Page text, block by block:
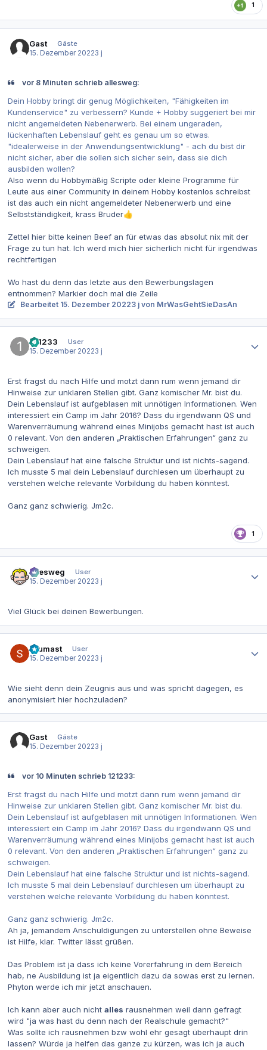
1
Gast
Gäste
15. Dezember 20223 j
vor 8 Minuten schrieb allesweg:
Dein Hobby bringt dir genug Möglichkeiten, "Fähigkeiten im
Kundenservice" zu verbessern? Kunde + Hobby suggeriert bei mir
nicht angemeldeten Nebenerwerb. Bei einem ungeraden,
lückenhaften Lebenslauf geht es genau um so etwas.
"idealerweise in der Anwendungsentwicklung" - ach du bist dir
nicht sicher, aber die sollen sich sicher sein, dass sie dich
ausbilden wollen?
Also wenn du Hobbymäßig Scripte oder kleine Programme für
Leute aus einer Community in deinem Hobby kostenlos schreibst
ist das auch ein nicht angemeldeter Nebenerwerb und eine
Selbstständigkeit, krass Bruder👍
Zettel hier bitte keinen Beef an für etwas das absolut nix mit der
Frage zu tun hat. Ich werd mich hier sicherlich nicht für irgendwas
rechtfertigen
Wo hast du denn das letzte aus den Bewerbungslagen
entnommen? Markier doch mal die Zeile
Bearbeitet 15. Dezember 20223 j von MrWasGehtSieDasAn
121233
User
15. Dezember 20223 j
Erst fragst du nach Hilfe und motzt dann rum wenn jemand dir
Hinweise zur unklaren Stellen gibt. Ganz komischer Mr. bist du.
Dein Lebenslauf ist aufgeblasen mit unnötigen Informationen. Wen
interessiert ein Camp im Jahr 2016? Dass du irgendwann QS und
Warenverräumung während eines Minijobs gemacht hast ist auch
0 relevant. Von den anderen „Praktischen Erfahrungen“ ganz zu
schweigen.
Dein Lebenslauf hat eine falsche Struktur und ist nichts-sagend.
Ich musste 5 mal dein Lebenslauf durchlesen um überhaupt zu
verstehen welche relevante Vorbildung du haben könntest.
Ganz ganz schwierig. Jm2c.
1
allesweg
User
15. Dezember 20223 j
Viel Glück bei deinen Bewerbungen.
Leumast
User
15. Dezember 20223 j
Wie sieht denn dein Zeugnis aus und was spricht dagegen, es
anonymisiert hier hochzuladen?
Gast
Gäste
15. Dezember 20223 j
vor 10 Minuten schrieb 121233:
Erst fragst du nach Hilfe und motzt dann rum wenn jemand dir
Hinweise zur unklaren Stellen gibt. Ganz komischer Mr. bist du.
Dein Lebenslauf ist aufgeblasen mit unnötigen Informationen. Wen
interessiert ein Camp im Jahr 2016? Dass du irgendwann QS und
Warenverräumung während eines Minijobs gemacht hast ist auch
0 relevant. Von den anderen „Praktischen Erfahrungen“ ganz zu
schweigen.
Dein Lebenslauf hat eine falsche Struktur und ist nichts-sagend.
Ich musste 5 mal dein Lebenslauf durchlesen um überhaupt zu
verstehen welche relevante Vorbildung du haben könntest.
Ganz ganz schwierig. Jm2c.
Ah ja, jemandem Anschuldigungen zu unterstellen ohne Beweise
ist Hilfe, klar. Twitter lässt grüßen.
Das Problem ist ja dass ich keine Vorerfahrung in dem Bereich
hab, ne Ausbildung ist ja eigentlich dazu da sowas erst zu lernen.
Phyton werde ich mir jetzt anschauen.
Ich kann aber auch nicht alles rausnehmen weil dann gefragt
wird "ja was hast du denn nach der Realschule gemacht?"
Was sollte ich rausnehmen bzw wohl ehr gesagt überhaupt drin
lassen? Würde ja helfen das ganze zu kürzen, was ich ja auch